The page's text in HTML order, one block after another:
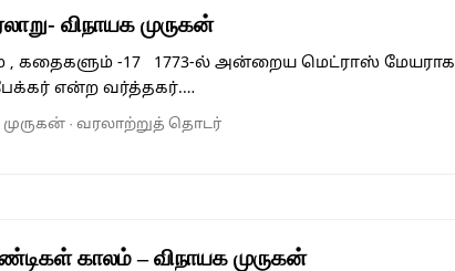
விநாயக முருகன்
கதைகளும் -17 1773-ல் அன்றைய மெட்ராஸ் மேயராக
என்ற வர்த்தகர்.…
·வரலாற்றுத் தொடர்
காலம் – விநாயக முருகன்